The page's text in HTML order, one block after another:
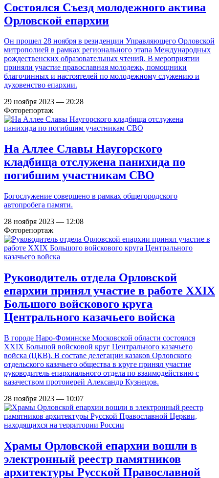
Состоялся Съезд молодежного актива
Орловской епархии
Он прошел 28 ноября в резиденции Управляющего Орловской
митрополией в рамках регионального этапа Международных
рождественских образовательных чтений. В мероприятии
приняли участие православная молодежь, помощники
благочинных и настоятелей по молодежному служению и
духовенство епархии.
29 ноября 2023 — 20:28
Фоторепортаж
На Аллее Славы Наугорского
кладбища отслужена панихида по
погибшим участникам СВО
Богослужение совершено в рамках общегородского
автопробега памяти.
28 ноября 2023 — 12:08
Фоторепортаж
Руководитель отдела Орловской
епархии принял участие в работе XXIX
Большого войскового круга
Центрального казачьего войска
В городе Наро-Фоминске Московской области состоялся
XXIX Большой войсковой круг Центрального казачьего
войска (ЦКВ). В составе делегации казаков Орловского
отдельского казачьего общества в круге принял участие
руководитель епархиального отдела по взаимодействию с
казачеством протоиерей Александр Кузнецов.
28 ноября 2023 — 10:07
Храмы Орловской епархии вошли в
электронный реестр памятников
архитектуры Русской Православной